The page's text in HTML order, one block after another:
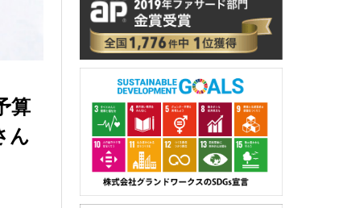
算
ん